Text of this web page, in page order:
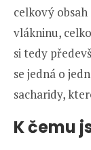
celkový
vlákninu,
si tedy
se jedná o
sacharidy,
K čemu